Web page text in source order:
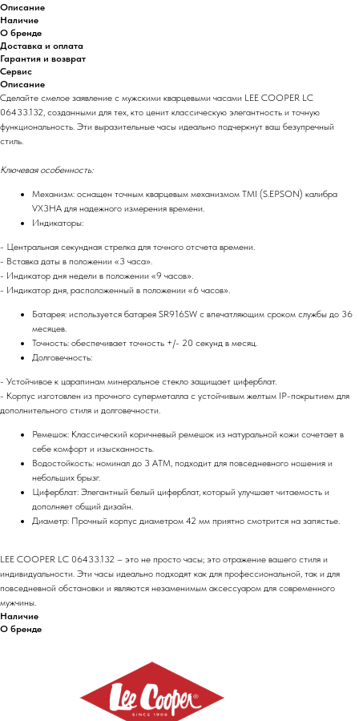
Описание
Наличие
О бренде
Доставка и оплата
Гарантия и возврат
Сервис
Описание
Сделайте смелое заявление с мужскими кварцевыми часами LEE COOPER LC
06433.132, созданными для тех, кто ценит классическую элегантность и точную
функциональность. Эти выразительные часы идеально подчеркнут ваш безупречный
стиль.
Ключевая особенность:
Механизм: оснащен точным кварцевым механизмом TMI (S.EPSON) калибра
VX3HA для надежного измерения времени.
Индикаторы:
- Центральная секундная стрелка для точного отсчета времени.
- Вставка даты в положении «3 часа».
- Индикатор дня недели в положении «9 часов».
- Индикатор дня, расположенный в положении «6 часов».
Батарея: используется батарея SR916SW с впечатляющим сроком службы до 36
месяцев.
Точность: обеспечивает точность +/- 20 секунд в месяц.
Долговечность:
- Устойчивое к царапинам минеральное стекло защищает циферблат.
- Корпус изготовлен из прочного суперметалла с устойчивым желтым IP-покрытием для
дополнительного стиля и долговечности.
Ремешок: Классический коричневый ремешок из натуральной кожи сочетает в
себе комфорт и изысканность.
Водостойкость: номинал до 3 АТМ, подходит для повседневного ношения и
небольших брызг.
Циферблат: Элегантный белый циферблат, который улучшает читаемость и
дополняет общий дизайн.
Диаметр: Прочный корпус диаметром 42 мм приятно смотрится на запястье.
LEE COOPER LC 06433.132 – это не просто часы; это отражение вашего стиля и
индивидуальности. Эти часы идеально подходят как для профессиональной, так и для
повседневной обстановки и являются незаменимым аксессуаром для современного
мужчины.
Наличие
О бренде